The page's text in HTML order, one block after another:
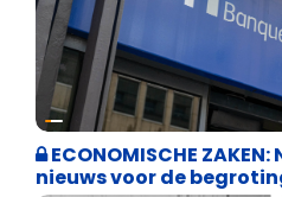
Binnenland politiek
ECONOMISCHE
nieuws voor de